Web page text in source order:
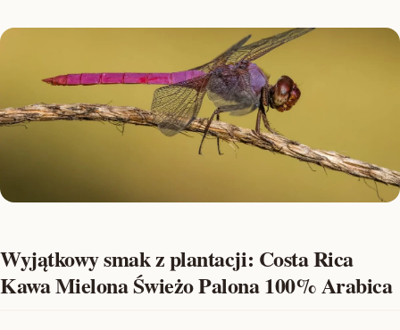
Wyjątkowy smak z plantacji: Costa Rica
Kawa Mielona Świeżo Palona 100% Arabica